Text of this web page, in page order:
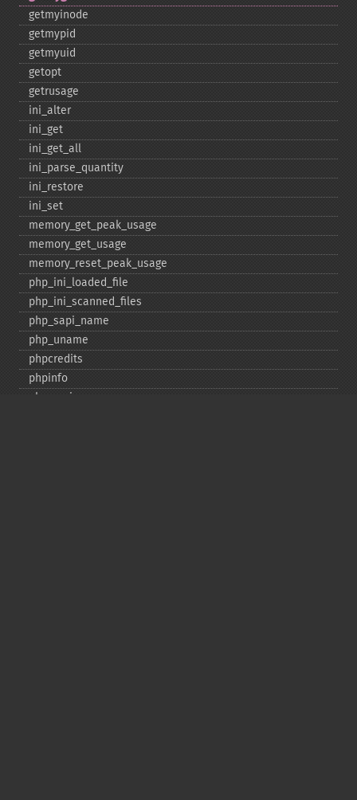
getmyinode
getmypid
getmyuid
getopt
getrusage
ini_​alter
ini_​get
ini_​get_​all
ini_​parse_​quantity
ini_​restore
ini_​set
memory_​get_​peak_​usage
memory_​get_​usage
memory_​reset_​peak_​usage
php_​ini_​loaded_​file
php_​ini_​scanned_​files
php_​sapi_​name
php_​uname
phpcredits
phpinfo
phpversion